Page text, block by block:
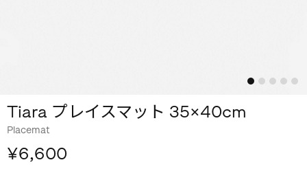
Tiara プレイスマット 35×40cm
Placemat
¥6,600